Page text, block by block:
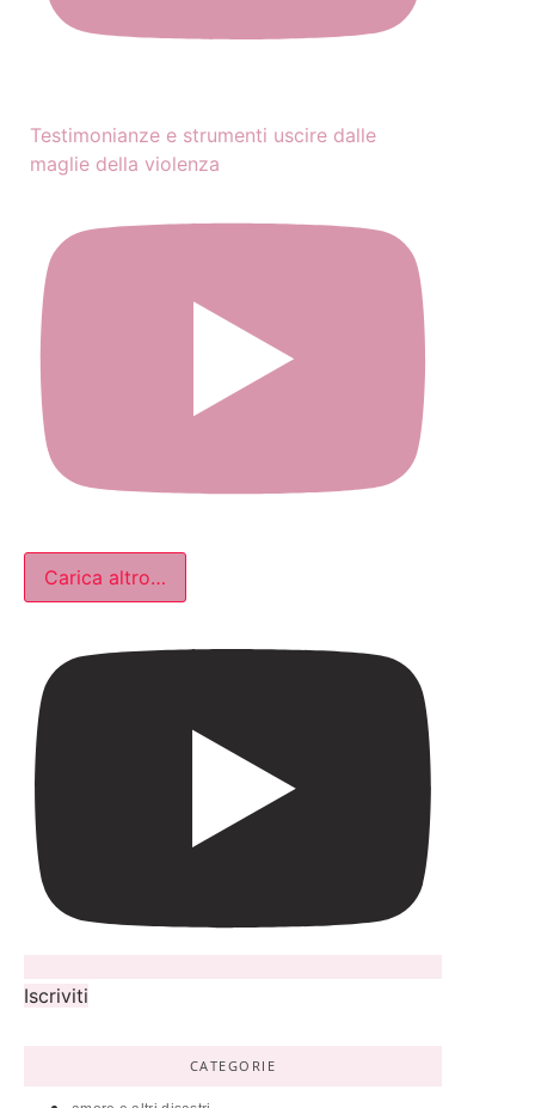
Testimonianze e strumenti uscire dalle
maglie della violenza
Carica altro…
Iscriviti
CATEGORIE